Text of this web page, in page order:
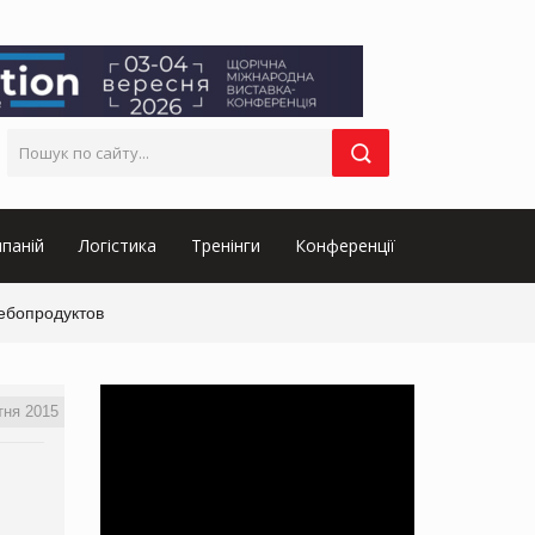
Логістика Тренінги Конференції
2015